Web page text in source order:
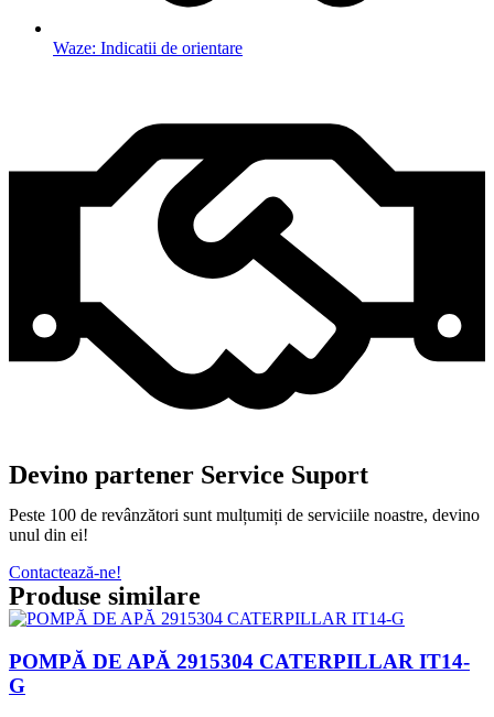
Waze: Indicatii de orientare
Devino partener Service Suport
Peste 100 de revânzători sunt mulțumiți de serviciile noastre, devino
unul din ei!
Contactează-ne!
Produse similare
POMPĂ DE APĂ 2915304 CATERPILLAR IT14-
G